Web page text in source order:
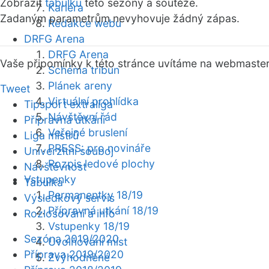
Kariéra
Redakce webu
DRFG Arena
DRFG Arena
Schéma tribun
Plánek areny
Virtuální prohlídka
Návštěvní řád
Veřejné bruslení
PRESS: pro novináře
Rozpis ledové plochy
Vstupenky
Permanentky 18/19
Přípravná utkání 18/19
Vstupenky 18/19
Uvolňování míst
Zvýhodněné
Zobrazit tabulku této sezóny a soutěže.
Zadaným parametrům nevyhovuje žádný zápas.
Vaše připomínky k této stránce uvítáme na webmaster
Tweet
Tipsport extraliga
Přípravná utkání
Liga mistrů
Univerzitní souboj
Návštěvnost
Tabulka
Výsledkový servis
Rozlosování a info
Sezóna 2019/2020
Příprava 2019/2020